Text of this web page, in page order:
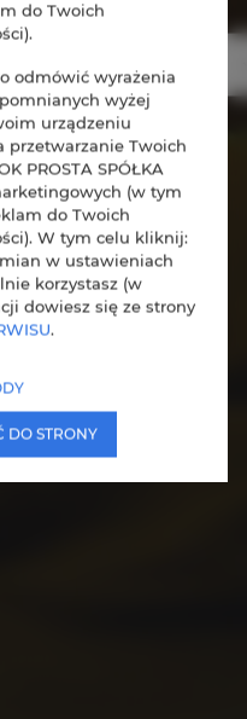
do Twoich
odmówić wyrażenia
wyżej
urządzeniu
przetwarzanie Twoich
PROSTA SPÓŁKA
(w tym
do Twoich
W tym celu kliknij:
w ustawieniach
korzystasz (w
dowiesz się ze strony
.
DO STRONY